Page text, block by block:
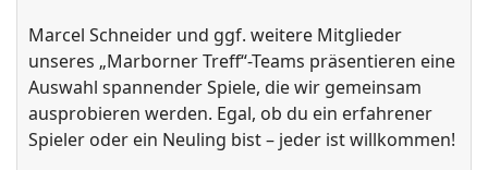
Marcel Schneider und ggf. weitere Mitglieder
unseres „Marborner Treff“-Teams präsentieren eine
Auswahl spannender Spiele, die wir gemeinsam
ausprobieren werden. Egal, ob du ein erfahrener
Spieler oder ein Neuling bist – jeder ist willkommen!